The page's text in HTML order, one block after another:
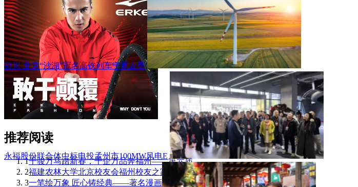
银川-北京“沙湖”冠名高铁列车宁夏农垦
永福股份联合体中标电投孟州市100MW风电E
推荐阅读
1千骏万马踏新春，千企万品奔福州——第六届
2福建农林大学北京校友会福州校友之家成立
3一笔绘万象 匠心铸经典——著名漫画家刘奎